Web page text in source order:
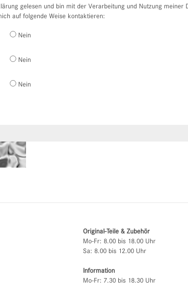
gelesen und bin mit der Verarbeitung und Nutzung meiner
auf folgende Weise kontaktieren:
Nein
Nein
Nein
Original-Teile & Zubehör
Mo-Fr: 8.00 bis 18.00 Uhr
Sa: 8.00 bis 12.00 Uhr
Information
Mo-Fr: 7.30 bis 18.30 Uhr